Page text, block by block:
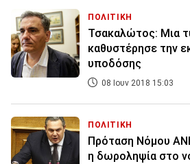
ΠΟΛΙΤΙΚΗ
Τσακαλώτος: Μια
καθυστέρησε την
υποδόσης
08 Ιουν 2018 15:03
ΠΟΛΙΤΙΚΗ
Πρόταση Νόμου
η δωροληψία στο